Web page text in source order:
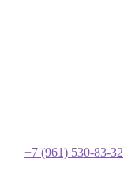
+7 (961) 530-83-32